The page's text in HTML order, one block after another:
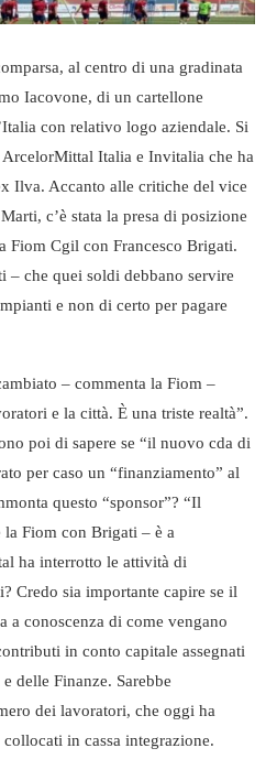
al centro di una gradinata
Iacovone, di un cartellone
con relativo logo aziendale. Si
Italia e Invitalia che ha
Ilva. Accanto alle critiche del vice
c’è stata la presa di posizione
Fiom Cgil con Francesco Brigati.
– che quei soldi debbano servire
e non di certo per pagare
– commenta la Fiom –
e la città. È una triste realtà”.
poi di sapere se “il nuovo cda di
per caso un “finanziamento” al
questo “sponsor”? “Il
la Fiom con Brigati – è a
ha interrotto le attività di
Credo sia importante capire se il
a conoscenza di come vengano
in conto capitale assegnati
delle Finanze. Sarebbe
dei lavoratori, che oggi ha
in cassa integrazione.